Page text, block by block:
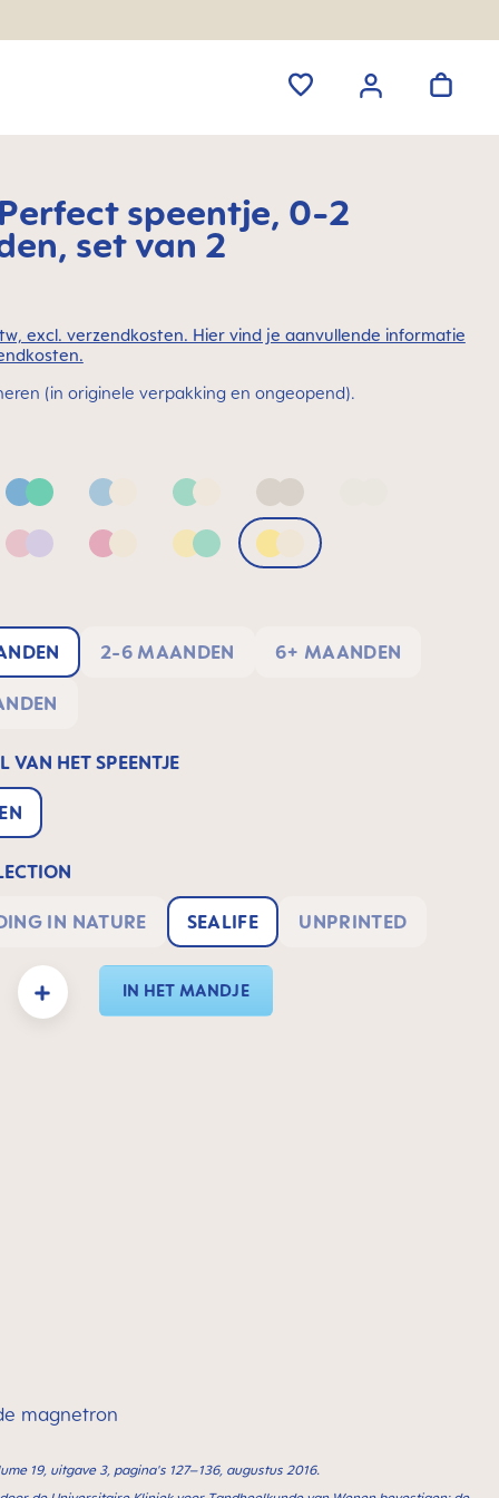
speentje, 0-2
set van 2
excl. verzendkosten. Hier vind je aanvullende informatie
(in originele verpakking en ongeopend).
Blue & GreenBlue & NeutralGreen & Neutral
Neutral
Pink & LilacPink & NeutralYellow & GreenYellow & Neutral
2-6 MAANDEN 6+ MAANDEN
VAN HET SPEENTJE
IN NATURE SEALIFE UNPRINTED
Voer de gewenste hoeveelheid in of gebruik de knoppen om de hoeveelheid
IN HET MANDJE
magnetron
19, uitgave 3, pagina's 127–136, augustus 2016.